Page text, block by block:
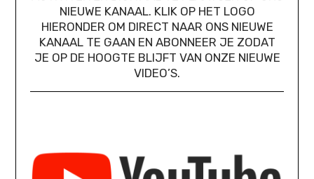
NIEUWE KANAAL. KLIK OP HET LOGO
HIERONDER OM DIRECT NAAR ONS NIEUWE
KANAAL TE GAAN EN ABONNEER JE ZODAT
JE OP DE HOOGTE BLIJFT VAN ONZE NIEUWE
VIDEO’S.